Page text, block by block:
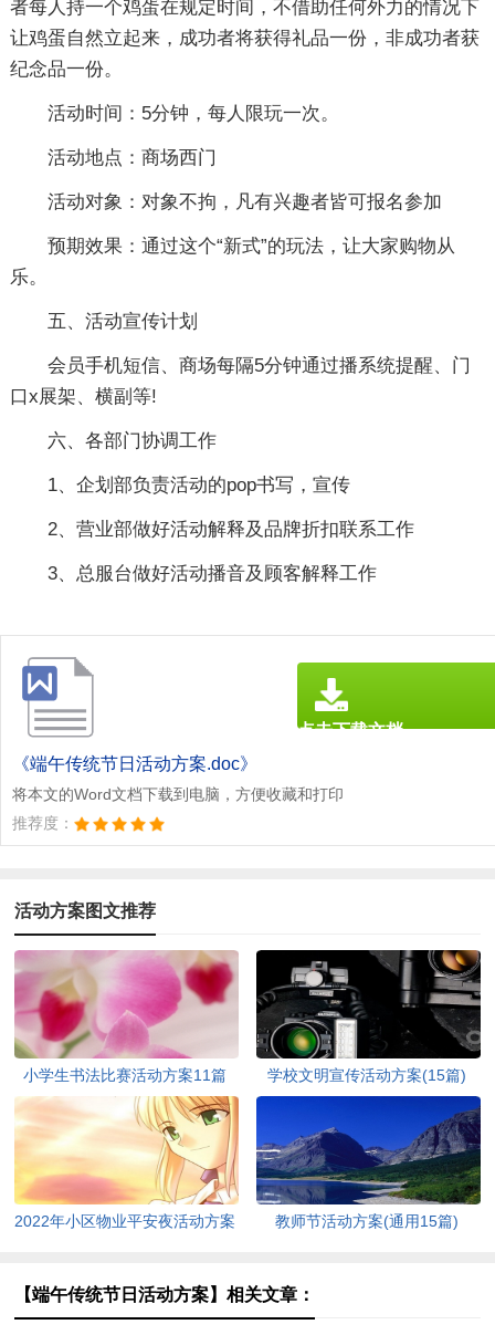
者每人持一个鸡蛋在规定时间，不借助任何外力的情况下
让鸡蛋自然立起来，成功者将获得礼品一份，非成功者获
纪念品一份。
活动时间：5分钟，每人限玩一次。
活动地点：商场西门
活动对象：对象不拘，凡有兴趣者皆可报名参加
预期效果：通过这个“新式”的玩法，让大家购物从
乐。
五、活动宣传计划
会员手机短信、商场每隔5分钟通过播系统提醒、门
口x展架、横副等!
六、各部门协调工作
1、企划部负责活动的pop书写，宣传
2、营业部做好活动解释及品牌折扣联系工作
3、总服台做好活动播音及顾客解释工作
《端午传统节日活动方案.doc》
将本文的Word文档下载到电脑，方便收藏和打印
推荐度：
点击下载文档
活动方案图文推荐
小学生书法比赛活动方案11篇 学校文明宣传活动方案(15篇)
2022年小区物业平安夜活动方案
教师节活动方案(通用15篇)
【端午传统节日活动方案】相关文章：